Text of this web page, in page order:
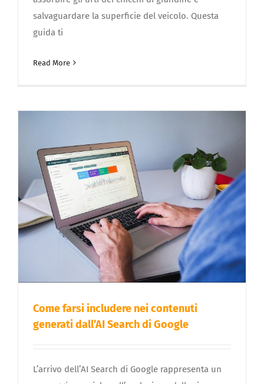
salvaguardare la superficie del veicolo. Questa
guida ti
Read More
Come farsi includere nei contenuti
generati dall’AI Search di Google
L’arrivo dell’AI Search di Google rappresenta un